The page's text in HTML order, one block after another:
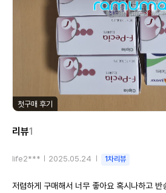
첫구매 후기
리뷰1
life2*** 2025.05.24 1차리뷰
저렴하게 구매해서 너무 좋아요 혹시나하고